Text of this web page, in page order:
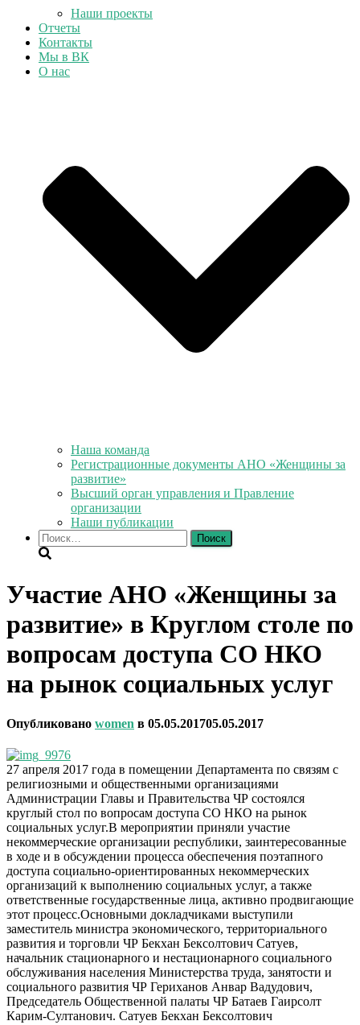
Наши проекты
Отчеты
Контакты
Мы в ВК
О нас
Наша команда
Регистрационные документы АНО «Женщины за
развитие»
Высший орган управления и Правление
организации
Наши публикации
Найти:
Участие АНО «Женщины за
развитие» в Круглом столе по
вопросам доступа СО НКО
на рынок социальных услуг
Опубликовано women в 05.05.201705.05.2017
27 апреля 2017 года в помещении Департамента по связям с
религиозными и общественными организациями
Администрации Главы и Правительства ЧР состоялся
круглый стол по вопросам доступа СО НКО на рынок
социальных услуг.В мероприятии приняли участие
некоммерческие организации республики, заинтересованные
в ходе и в обсуждении процесса обеспечения поэтапного
доступа социально-ориентированных некоммерческих
организаций к выполнению социальных услуг, а также
ответственные государственные лица, активно продвигающие
этот процесс.Основными докладчиками выступили
заместитель министра экономического, территориального
развития и торговли ЧР Бекхан Бексолтович Сатуев,
начальник стационарного и нестационарного социального
обслуживания населения Министерства труда, занятости и
социального развития ЧР Гериханов Анвар Вадудович,
Председатель Общественной палаты ЧР Батаев Гаирсолт
Карим-Султанович. Сатуев Бекхан Бексолтович